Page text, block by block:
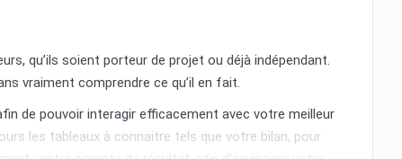
qu’ils soient porteur de projet ou déjà indépendant.
vraiment comprendre ce qu’il en fait.
de pouvoir interagir efficacement avec votre meilleur
les tableaux à connaitre tels que votre bilan, pour